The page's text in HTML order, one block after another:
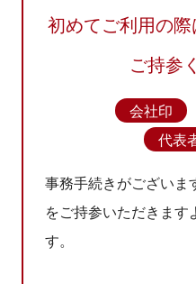
初めてご利用の
ご持参
会社印
代表
事務手続きがございま
をご持参いただきます
す。